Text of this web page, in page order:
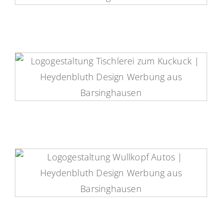
Tischlerei zum Kuckuck Logo
Wullkopf Logo